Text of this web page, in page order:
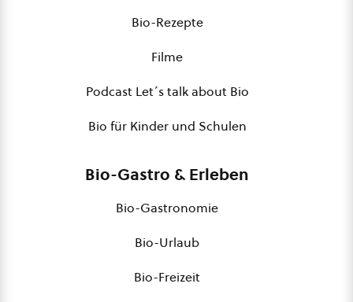
Bio-Rezepte
Filme
Podcast Let´s talk about Bio
Bio für Kinder und Schulen
Bio-Gastro & Erleben
Bio-Gastronomie
Bio-Urlaub
Bio-Freizeit